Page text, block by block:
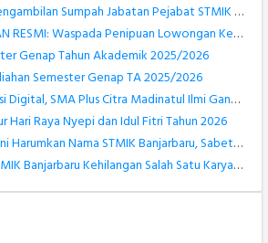
Jabatan Pejabat STMIK Banjarbaru Berlangsung Khidmat
Penipuan Lowongan Kerja Atas Nama STMIK Banjarbaru
Genap Tahun Akademik 2025/2026
Semester Genap TA 2025/2026
Citra Madinatul Ilmi Gandeng STMIK Banjarbaru dalam Pengenalan Robotik
Hari Raya Nyepi dan Idul Fitri Tahun 2026
STMIK Banjarbaru, Sabet Medali Perak KOSANAS 2026 Bidang Matematika
Kehilangan Salah Satu Karyawan Terbaiknya, Muhammad Rizki Noor